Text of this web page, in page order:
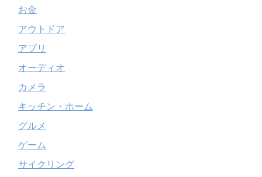
お金
アウトドア
アプリ
オーディオ
カメラ
キッチン・ホーム
グルメ
ゲーム
サイクリング